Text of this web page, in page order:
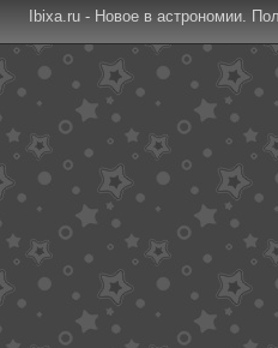
Ibixa.ru - Новое в астрономии.